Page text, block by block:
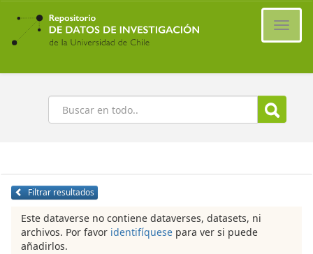
Ir
contenido
principal
Buscar
Filtrar resultados
Este dataverse no contiene dataverses, datasets, ni
archivos. Por favor identifíquese para ver si puede
añadirlos.